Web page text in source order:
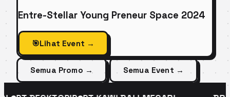
Entre-Stellar Young Preneur Space 2024
🎯Lihat Event →
Semua Promo → Semua Event →